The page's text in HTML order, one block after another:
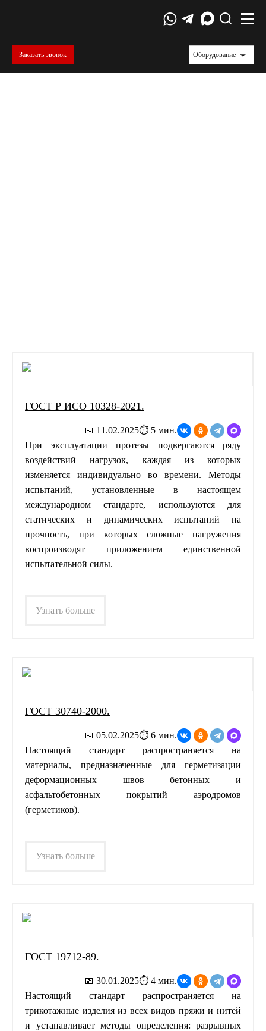
Заказать звонок Оборудование
ГОСТ Р ИСО 10328-2021.
📅 11.02.2025⏱ 5 мин.
При эксплуатации протезы подвергаются ряду
воздействий нагрузок, каждая из которых
изменяется индивидуально во времени. Методы
испытаний, установленные в настоящем
международном стандарте, используются для
статических и динамических испытаний на
прочность, при которых сложные нагружения
воспроизводят приложением единственной
испытательной силы.
Узнать больше
ГОСТ 30740-2000.
📅 05.02.2025⏱ 6 мин.
Настоящий стандарт распространяется на
материалы, предназначенные для герметизации
деформационных швов бетонных и
асфальтобетонных покрытий аэродромов
(герметиков).
Узнать больше
ГОСТ 19712-89.
📅 30.01.2025⏱ 4 мин.
Настоящий стандарт распространяется на
трикотажные изделия из всех видов пряжи и нитей
и устанавливает методы определения: разрывных